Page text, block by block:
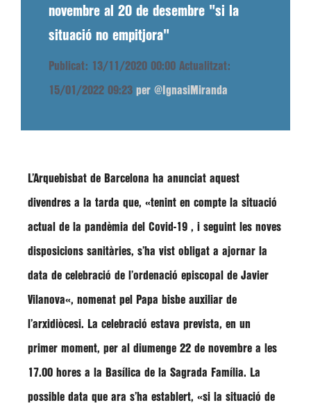
novembre al 20 de desembre "si la
situació no empitjora"
Publicat: 13/11/2020 00:00 Actualitzat:
15/01/2022 09:23 per @IgnasiMiranda
L’Arquebisbat de Barcelona ha anunciat aquest
divendres a la tarda que, «tenint en compte la situació
actual de la pandèmia del Covid-19 , i seguint les noves
disposicions sanitàries, s’ha vist obligat a ajornar la
data de celebració de l’ordenació episcopal de Javier
Vilanova«, nomenat pel Papa bisbe auxiliar de
l’arxidiòcesi. La celebració estava prevista, en un
primer moment, per al diumenge 22 de novembre a les
17.00 hores a la Basílica de la Sagrada Família. La
possible data que ara s’ha establert, «si la situació de